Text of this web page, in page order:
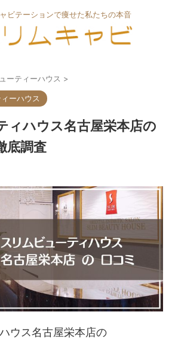
ビテーションで痩せた私たちの本音
ーティーハウス >
ーハウス
ィハウス名古屋栄本店の
底調査
ウス名古屋栄本店の